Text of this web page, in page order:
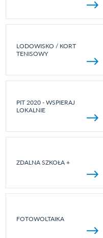
LODOWISKO / KORT
TENISOWY
PIT 2020 - WSPIERAJ
LOKALNIE
ZDALNA SZKOŁA +
FOTOWOLTAIKA